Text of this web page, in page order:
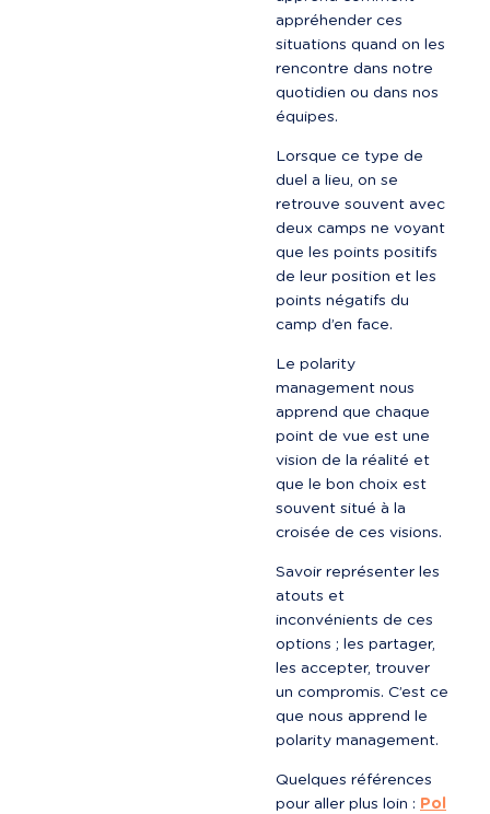
appréhender ces
situations quand on les
rencontre dans notre
quotidien ou dans nos
équipes.
Lorsque ce type de
duel a lieu, on se
retrouve souvent avec
deux camps ne voyant
que les points positifs
de leur position et les
points négatifs du
camp d’en face.
Le polarity
management nous
apprend que chaque
point de vue est une
vision de la réalité et
que le bon choix est
souvent situé à la
croisée de ces visions.
Savoir représenter les
atouts et
inconvénients de ces
options ; les partager,
les accepter, trouver
un compromis. C’est ce
que nous apprend le
polarity management.
Quelques références
pour aller plus loin : Pol